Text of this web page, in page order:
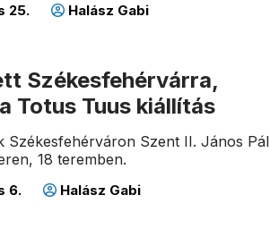
25. Halász Gabi
Székesfehérvárra,
Totus Tuus kiállítás
Székesfehérváron Szent II. János Pál
18 teremben.
6. Halász Gabi